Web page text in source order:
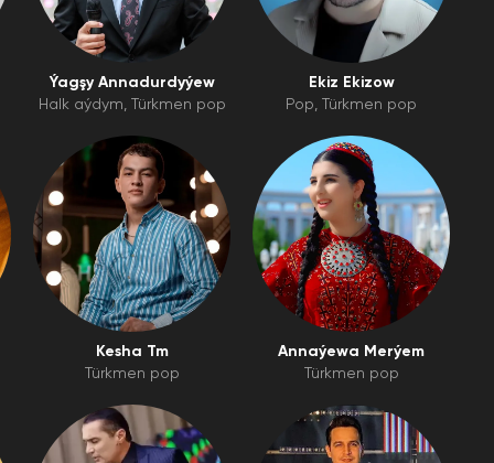
Ýagşy Annadurdyýew
Halk aýdym Türkmen pop
Ekiz Ekizow
Pop Türkmen pop
Kesha Tm
Türkmen pop
Annaýewa Merýem
Türkmen pop